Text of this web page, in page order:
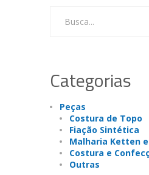
Busca...
Categorias
Peças
Costura de Topo
Fiação Sintética
Malharia Ketten
Costura e
Outras